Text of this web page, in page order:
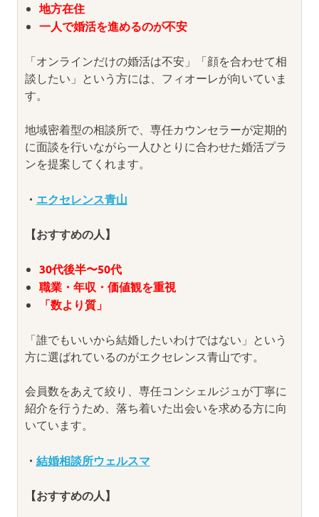
地方在住
一人で婚活を進めるのが不安
「オンラインだけの婚活は不安」「顔を合わせて相
談したい」という方には、フィオーレが向いていま
す。
地域密着型の相談所で、専任カウンセラーが定期的
に面談を行いながら一人ひとりに合わせた婚活プラ
ンを提案してくれます。
・ エクセレンス青山
【おすすめの人】
30代後半〜50代
職業・年収・価値観を重視
「数より質」
「誰でもいいから結婚したいわけではない」という
方に選ばれているのがエクセレンス青山です。
会員数をあえて絞り、専任コンシェルジュが丁寧に
紹介を行うため、落ち着いた出会いを求める方に向
いています。
・ 結婚相談所ウェルスマ
【おすすめの人】